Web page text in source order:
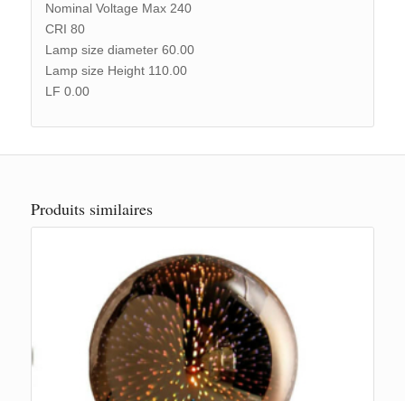
Nominal Voltage Max 240
CRI 80
Lamp size diameter 60.00
Lamp size Height 110.00
LF 0.00
Produits similaires